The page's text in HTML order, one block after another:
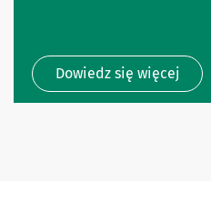
Dowiedz się więcej